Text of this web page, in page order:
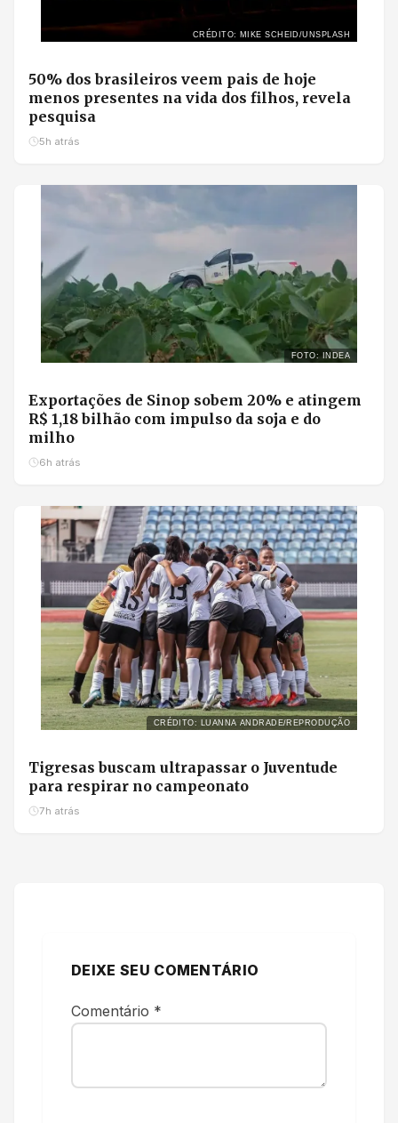
CRÉDITO: MIKE SCHEID/UNSPLASH
50% dos brasileiros veem pais de hoje
menos presentes na vida dos filhos, revela
pesquisa
5h atrás
FOTO: INDEA
Exportações de Sinop sobem 20% e atingem
R$ 1,18 bilhão com impulso da soja e do
milho
6h atrás
CRÉDITO: LUANNA ANDRADE/REPRODUÇÃO
Tigresas buscam ultrapassar o Juventude
para respirar no campeonato
7h atrás
DEIXE SEU COMENTÁRIO
Comentário *